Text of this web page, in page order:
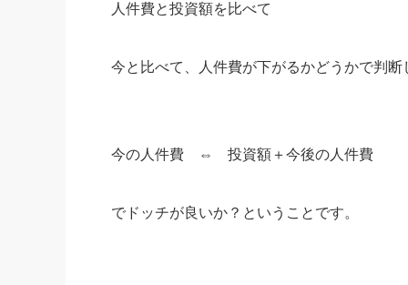
人件費と投資額を比べて
今と比べて、人件費が下がるかどうかで判断
今の人件費 ⇔ 投資額＋今後の人件費
でドッチが良いか？ということです。